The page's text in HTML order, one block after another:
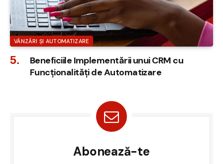
VÂNZĂRI ȘI AUTOMATIZARE
Beneficiile Implementării unui CRM cu
Funcționalități de Automatizare
Abonează-te